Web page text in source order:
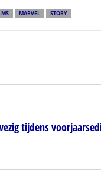
MARVEL STORY
tijdens